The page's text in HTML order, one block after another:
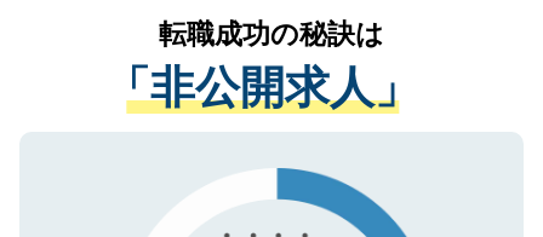
は、個人情報の取り扱いについての厳密な
管理基準を満たした事業者のみに付与され
る、プライバシーマークを取得済みです。
で、機密保持に関してもご安心ください。
かがいして、現在の医療機関の状況や紹介
経験をまじえながら、適切なアドバイスを
させていただきます。すぐにご転職をされ
ない方には、長期的なサポートが可能です
ので、まずはご登録ください。
転職成功の秘訣は
「非公開求人」